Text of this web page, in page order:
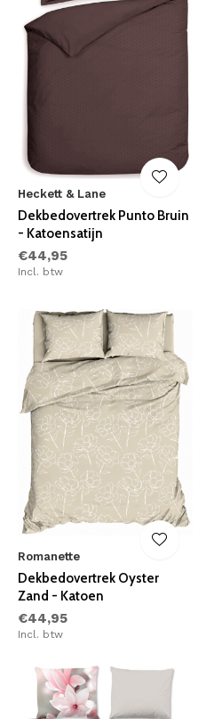
Heckett & Lane
Dekbedovertrek Punto Bruin
- Katoensatijn
€44,95
Incl. btw
Romanette
Dekbedovertrek Oyster
Zand - Katoen
€44,95
Incl. btw